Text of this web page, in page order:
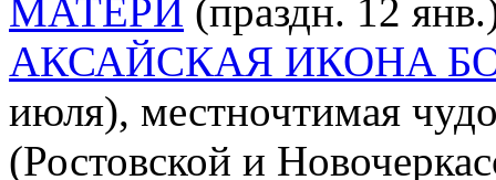
МАТЕРИ (праздн. 12
АКСАЙСКАЯ ИКОНА
июля), местночтимая
(Ростовской и